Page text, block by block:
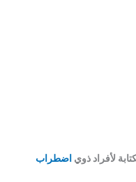
لأفراد ذوي اضطراب